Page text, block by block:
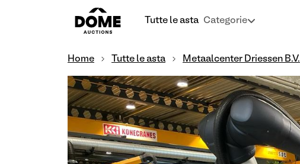
Tutte le asta Categorie
Home Tutte le asta Metaalcenter Driessen B.V.